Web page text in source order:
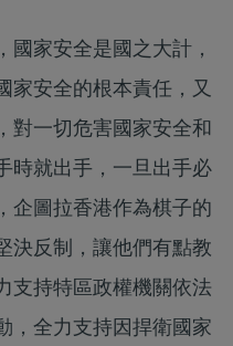
國家安全是國之大計，
家安全的根本責任，又
對一切危害國家安全和
時就出手，一旦出手必
企圖拉香港作為棋子的
決反制，讓他們有點教
支持特區政權機關依法
，全力支持因捍衛國家